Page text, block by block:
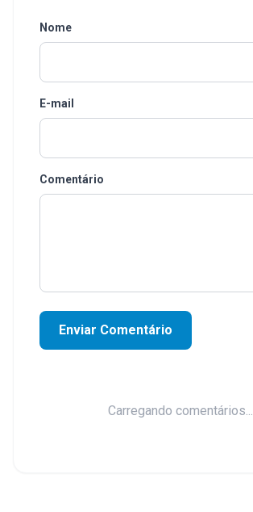
Nome
E-mail
Comentário
Enviar Comentário
Carregando comentários...